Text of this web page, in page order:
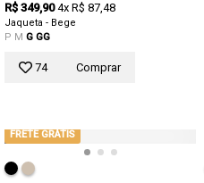
R$ 349,90 4x R$ 87,48
Jaqueta - Bege
P M G GG
74 Comprar
FRETE GRÁTIS